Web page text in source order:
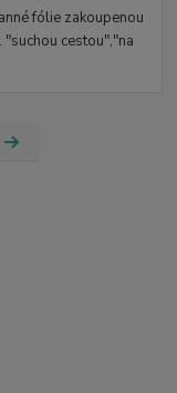
fólie zakoupenou
cestou","na